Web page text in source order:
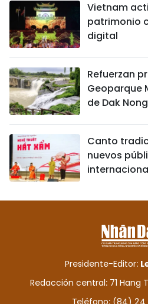
Vietnam
patrimonio
digital
Refuerzan
Geoparque
de Dak Nong
Canto
nuevos
Presidente-Editor:
Redacción central: 71 Hang